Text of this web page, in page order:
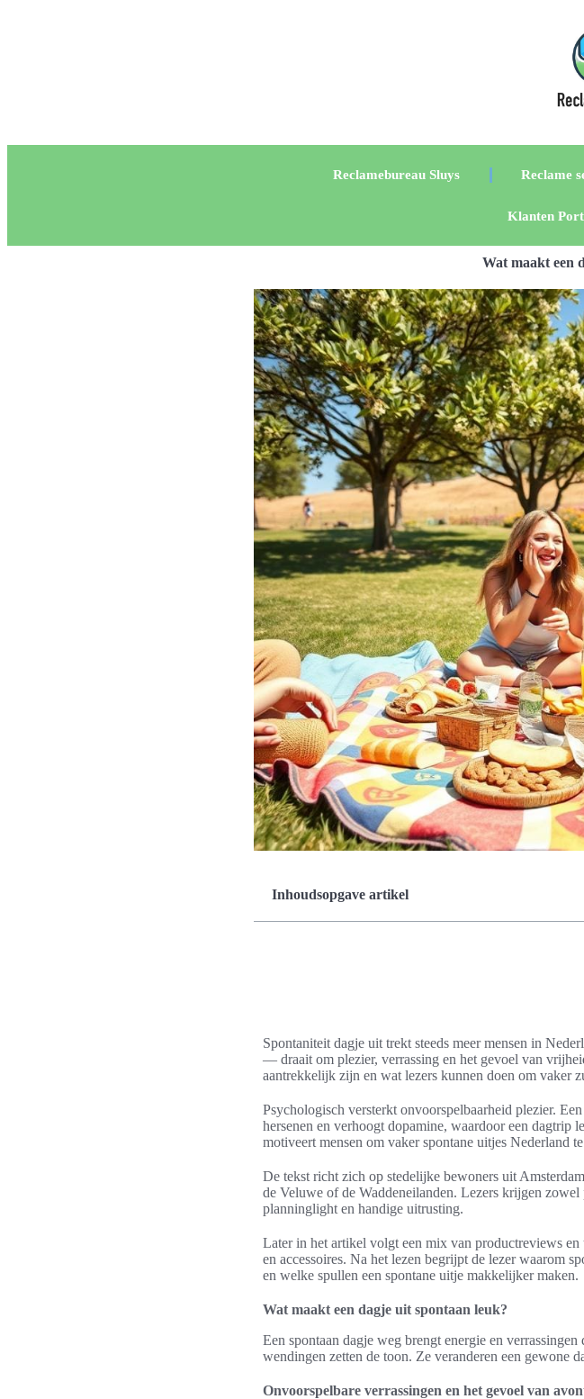
Reclamebureau Sluys Reclame
Klanten
Wat maakt een
Inhoudsopgave artikel
Spontaniteit dagje uit trekt steeds meer mensen in
— draait om plezier, verrassing en het gevoel van
aantrekkelijk zijn en wat lezers kunnen doen om vaker
Psychologisch versterkt onvoorspelbaarheid plezier.
hersenen en verhoogt dopamine, waardoor een dagtrip
motiveert mensen om vaker spontane uitjes Nederland
De tekst richt zich op stedelijke bewoners uit
de Veluwe of de Waddeneilanden. Lezers krijgen
planninglight en handige uitrusting.
Later in het artikel volgt een mix van productreviews
en accessoires. Na het lezen begrijpt de lezer waarom
en welke spullen een spontane uitje makkelijker maken.
Wat maakt een dagje uit spontaan leuk?
Een spontaan dagje weg brengt energie en
wendingen zetten de toon. Ze veranderen een gewone
Onvoorspelbare verrassingen en het gevoel van